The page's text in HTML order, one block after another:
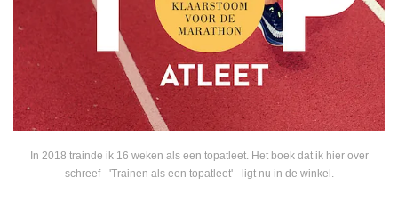
In 2018 trainde ik 16 weken als een topatleet. Het boek dat ik hier over
schreef - 'Trainen als een topatleet' - ligt nu in de winkel.